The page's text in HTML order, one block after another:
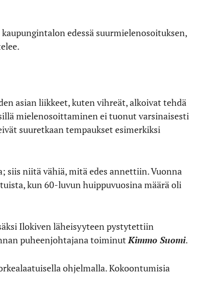
edessä suurmielenosoituksen,
asian liikkeet, kuten vihreät, alkoivat tehdä
mielenosoittaminen ei tuonut varsinaisesti
suuretkaan tempaukset esimerkiksi
siis niitä vähiä, mitä edes annettiin. Vuonna
kun 60-luvun huippuvuosina määrä oli
Ilokiven läheisyyteen pystytettiin
puheenjohtajana toiminut Kimmo Suomi.
ohjelmalla. Kokoontumisia